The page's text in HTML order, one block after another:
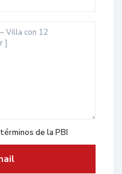
términos de la PBI